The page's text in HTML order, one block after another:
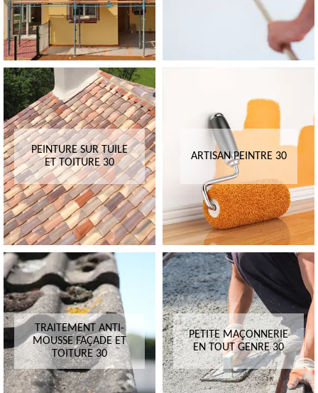
PEINTURE SUR TUILE
ET TOITURE 30
ARTISAN PEINTRE 30
TRAITEMENT ANTI-
MOUSSE FAÇADE ET
TOITURE 30
PETITE MAÇONNERIE
EN TOUT GENRE 30